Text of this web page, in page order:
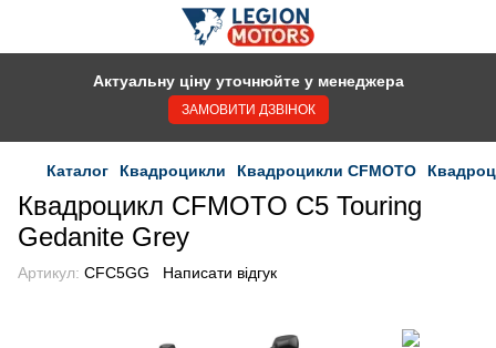
Актуальну ціну уточнюйте у менеджера
ЗАМОВИТИ ДЗВІНОК
Каталог Квадроцикли Квадроцикли CFMOTO
Квадроцикл CFMOTO C5 Touring
Gedanite Grey
Артикул: CFC5GG Написати відгук